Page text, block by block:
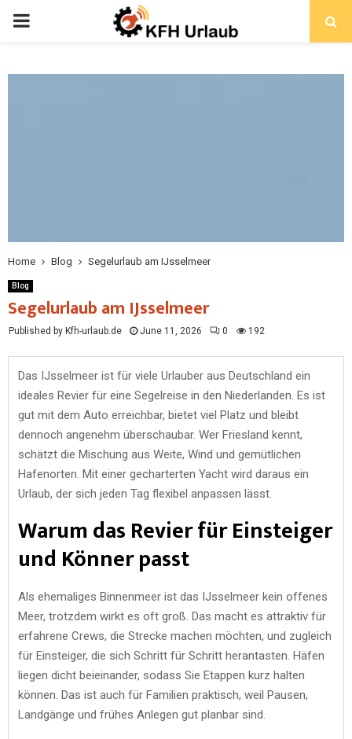
Home Blog Segelurlaub am IJsselmeer
Blog
Segelurlaub am IJsselmeer
Published by Kfh-urlaub.de June 11, 2026 0 192
Das IJsselmeer ist für viele Urlauber aus Deutschland ein
ideales Revier für eine Segelreise in den Niederlanden. Es ist
gut mit dem Auto erreichbar, bietet viel Platz und bleibt
dennoch angenehm überschaubar. Wer Friesland kennt,
schätzt die Mischung aus Weite, Wind und gemütlichen
Hafenorten. Mit einer gecharterten Yacht wird daraus ein
Urlaub, der sich jeden Tag flexibel anpassen lässt.
Warum das Revier für Einsteiger
und Könner passt
Als ehemaliges Binnenmeer ist das IJsselmeer kein offenes
Meer, trotzdem wirkt es oft groß. Das macht es attraktiv für
erfahrene Crews, die Strecke machen möchten, und zugleich
für Einsteiger, die sich Schritt für Schritt herantasten. Häfen
liegen dicht beieinander, sodass Sie Etappen kurz halten
können. Das ist auch für Familien praktisch, weil Pausen,
Landgänge und frühes Anlegen gut planbar sind.